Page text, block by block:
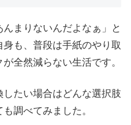
んまりないんだよなぁ」と
も、普段は手紙のやり取
全然減らない生活です。
たい場合はどんな選択肢
調べてみました。